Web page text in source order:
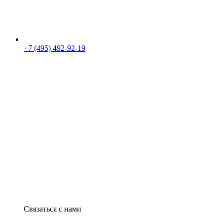
+7 (495) 492-92-19
Связаться с нами